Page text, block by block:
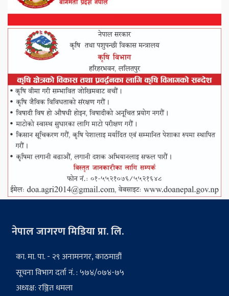
नेपाल जागरण मिडिया प्रा. लि.
का. मा. पा. - २९ अनामनगर, काठमाडौं
सूचना विभाग दर्ता नं. : ५७४/०७४-७५
अध्यक्ष: रञ्जित धमला